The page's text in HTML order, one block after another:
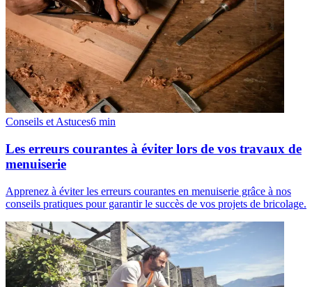
Conseils et Astuces6 min
Les erreurs courantes à éviter lors de vos travaux de
menuiserie
Apprenez à éviter les erreurs courantes en menuiserie grâce à nos
conseils pratiques pour garantir le succès de vos projets de bricolage.